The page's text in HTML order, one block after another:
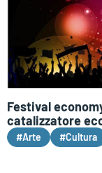
Festival
catalizzatore
#Arte #Cultura